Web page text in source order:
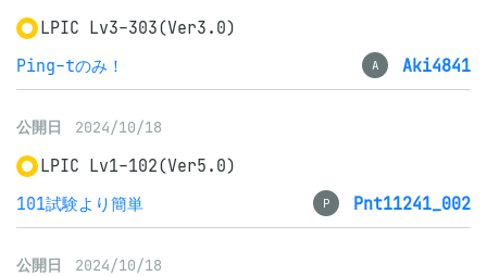
LPIC Lv3-303(Ver3.0)
Ping-tのみ！
A Aki4841
公開日 2024/10/18
LPIC Lv1-102(Ver5.0)
101試験より簡単
P Pnt11241_002
公開日 2024/10/18